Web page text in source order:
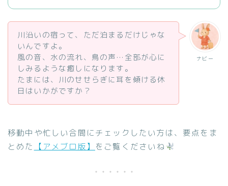
ナビー
川沿いの宿って、ただ泊まるだけじゃな
いんですよ。
風の音、水の流れ、鳥の声…全部が心に
しみるような癒しになります。
たまには、川のせせらぎに耳を傾ける休
日はいかがですか？
移動中や忙しい合間にチェックしたい方は、要点をま
とめた 【アメブロ版】 をご覧くださいね